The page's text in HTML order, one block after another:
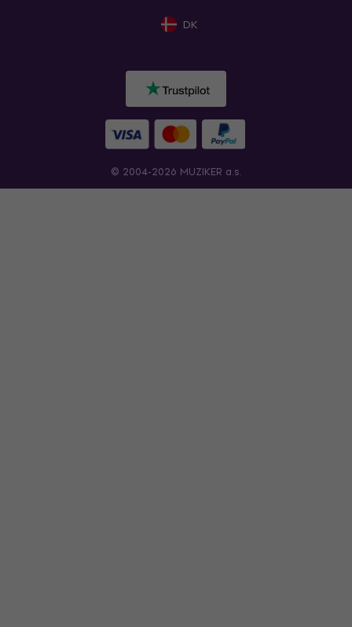
DK
© 2004-2026 MUZIKER a.s.